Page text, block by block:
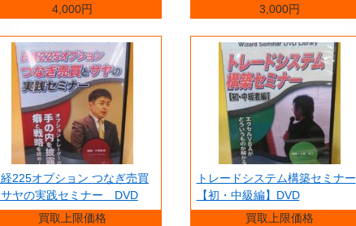
4,000円
3,000円
225オプション つなぎ売買
ヤの実践セミナー DVD
買取上限価格
トレードシステム構築セミナー
【初・中級編】DVD
買取上限価格